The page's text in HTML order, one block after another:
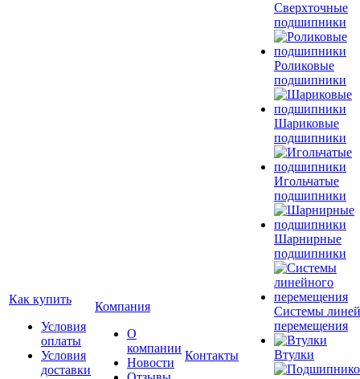
Как купить
Условия
оплаты
Условия
доставки
Компания
О
компании
Новости
Контакты
Сверхточные
подшипники
Роликовые
подшипники
Шариковые
подшипники
Игольчатые
подшипники
Шарнирные
подшипники
Системы
перемещения
Втулки